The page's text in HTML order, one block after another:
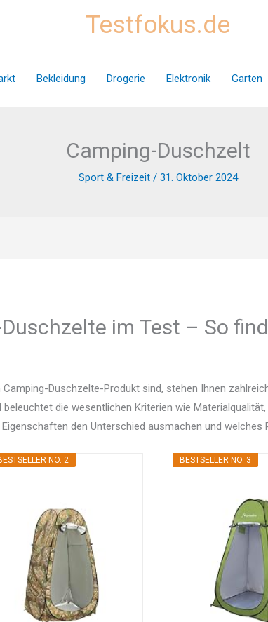
Testfokus.de
Bekleidung Drogerie Elektronik Garten
Camping-Duschzelt
Sport & Freizeit/ 31. Oktober 2024
im Test – So
Duschzelte-Produkt sind, stehen Ihnen
die wesentlichen Kriterien wie
den Unterschied ausmachen und
NO. 2 BESTSELLER NO. 3